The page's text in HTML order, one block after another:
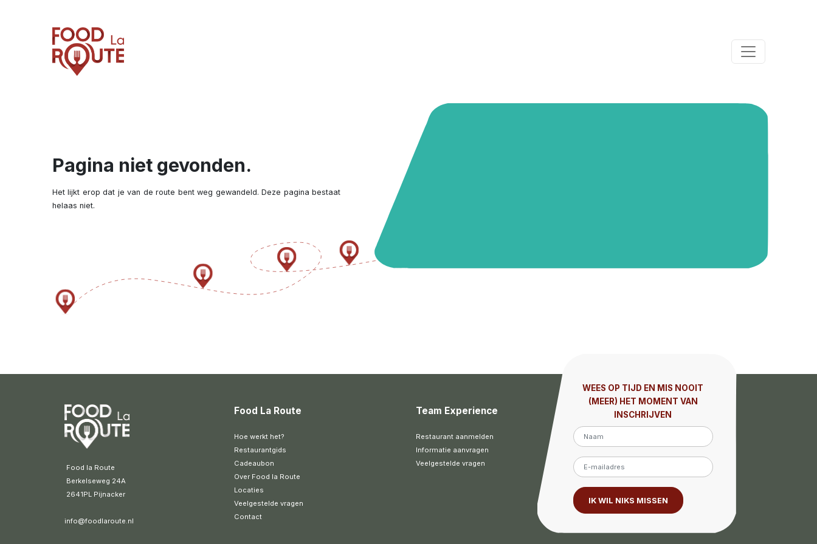
Pagina niet gevonden.
Het lijkt erop dat je van de route bent weg gewandeld. Deze pagina bestaat
helaas niet.
Food la Route
Berkelseweg 24A
2641PL Pijnacker
info@foodlaroute.nl
Food La Route
Hoe werkt het?
Restaurantgids
Cadeaubon
Over Food la Route
Locaties
Veelgestelde vragen
Contact
Team Experience
Restaurant aanmelden
Informatie aanvragen
Veelgestelde vragen
WEES OP TIJD EN MIS NOOIT
(MEER) HET MOMENT VAN
INSCHRIJVEN
IK WIL NIKS MISSEN